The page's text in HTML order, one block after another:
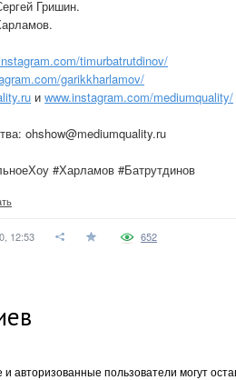
Гришин.
timurbatrutdinov/
garikkharlamov/
и www.instagram.com/mediumquality/
ohshow@mediumquality.ru
#Харламов #Батрутдинов
12:53 652
и авторизованные пользователи могут